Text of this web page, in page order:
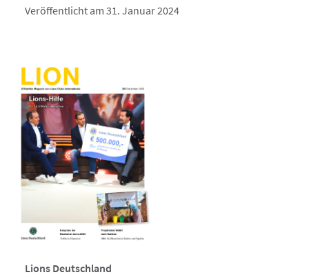
Veröffentlicht am 31. Januar 2024
Lions Deutschland